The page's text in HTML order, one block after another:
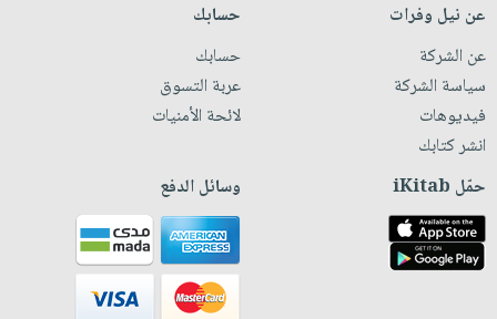
عن نيل وفرات
عن الشركة
سياسة الشركة
فيديوهات
انشر كتابك
حسابك
حسابك
عربة التسوق
لائحة الأمنيات
حمّل iKitab وسائل الدفع